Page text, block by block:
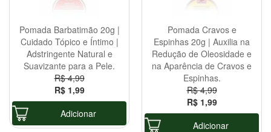
Pomada Barbatimão 20g |
Cuidado Tópico e Íntimo |
Adstringente Natural e
Suavizante para a Pele.
R$ 4,99
R$ 1,99
Adicionar
Pomada Cravos e
Espinhas 20g | Auxilia na
Redução de Oleosidade e
na Aparência de Cravos e
Espinhas.
R$ 4,99
R$ 1,99
Adicionar